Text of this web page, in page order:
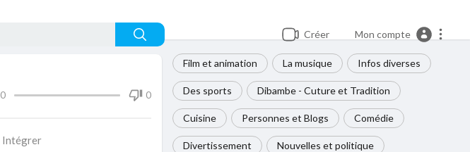
Créer Mon compte
Film et animation La musique Infos diverses
Des sports Dibambe - Cuture et Tradition
Cuisine Personnes et Blogs Comédie
Divertissement Nouvelles et politique
0 0
Intégrer